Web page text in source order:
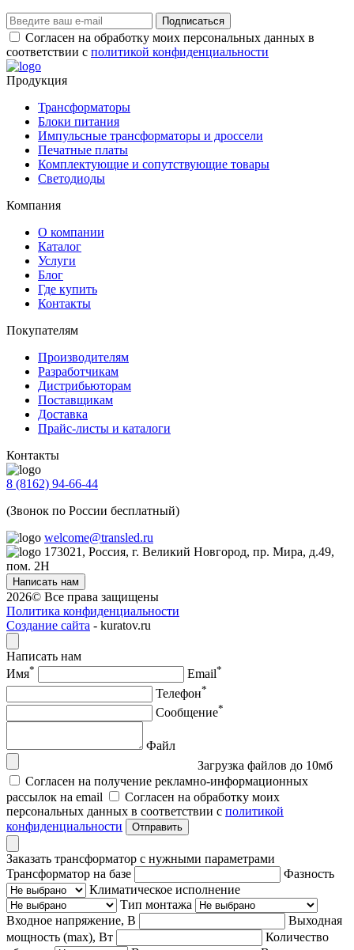
Подписаться
Согласен на обработку моих персональных данных в
соответствии с политикой конфиденциальности
Продукция
Трансформаторы
Блоки питания
Импульсные трансформаторы и дроссели
Печатные платы
Комплектующие и сопутствующие товары
Светодиоды
Компания
О компании
Каталог
Услуги
Блог
Где купить
Контакты
Покупателям
Производителям
Разработчикам
Дистрибьюторам
Поставщикам
Доставка
Прайс-листы и каталоги
Контакты
8 (8162) 94-66-44
(Звонок по России бесплатный)
welcome@transled.ru
173021, Россия, г. Великий Новгород, пр. Мира, д.49,
пом. 2Н
Написать нам
2026© Все права защищены
Политика конфиденциальности
Создание сайта - kuratov.ru
Написать нам
Имя* Email*
Телефон*
Сообщение*
Файл
Загрузка файлов до 10мб
Согласен на получение рекламно-информационных
рассылок на email
Согласен на обработку моих
персональных данных в соответствии с политикой
конфиденциальности
Отправить
Заказать трансформатор с нужными параметрами
Трансформатор на базе
Фазность
Климатическое исполнение
Тип монтажа
Входное напряжение, В
Выходная
мощность (max), Вт
Количество